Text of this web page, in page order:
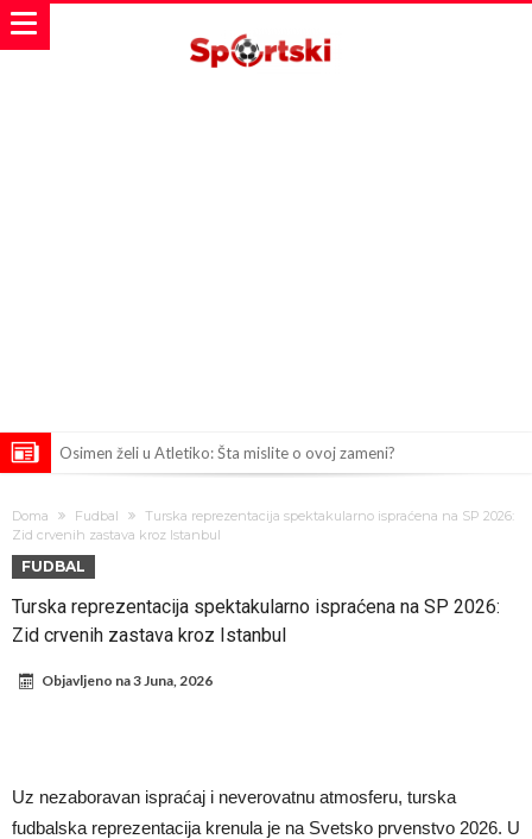
Osimen želi u Atletiko: Šta mislite o ovoj zameni?
Predsednik velikana potvrdio pregovore sa Dušanom Vlahovićem
Ronaldo pokazao fotografije iz garaže. “Moje igračke”
Španci uvode nova pravila ove sezone
Doma Fudbal
Turska reprezentacija spektakularno ispraćena na SP 2026:
Zid crvenih zastava kroz Istanbul
FUDBAL
Turska reprezentacija spektakularno ispraćena na SP 2026:
Zid crvenih zastava kroz Istanbul
Objavljeno na3 Juna, 2026
Uz nezaboravan ispraćaj i neverovatnu atmosferu, turska
fudbalska reprezentacija krenula je na Svetsko prvenstvo 2026. U